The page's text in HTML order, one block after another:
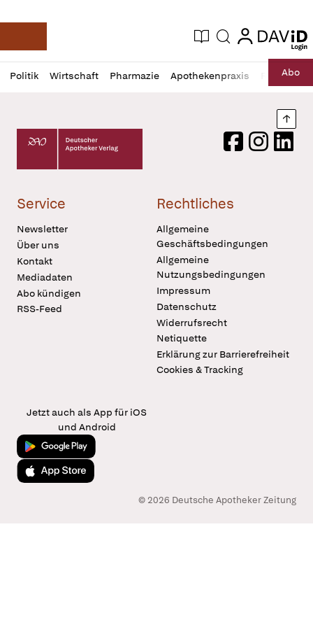
Deutsche Apotheker Zeitung
Aktuelle Ausgabe
Suche login
login
Politik Wirtschaft Pharmazie Apothekenpraxis RechtAbo
Profil
öffnen
Daz
Pur
Deutscher Apotheker Verlag Logo
FacebookInstagram
Service
Newsletter
Über uns
Kontakt
Mediadaten
Abo kündigen
RSS-Feed
Rechtliches
Allgemeine
Geschäftsbedingungen
Allgemeine
Nutzungsbedingungen
Impressum
Datenschutz
Widerrufsrecht
Netiquette
Erklärung zur Barrierefreiheit
Cookies & Tracking
Jetzt auch als App für iOS
und Android
Jetzt bei Google Play
Laden im App Store
© 2026 Deutsche Apotheker Zeitung